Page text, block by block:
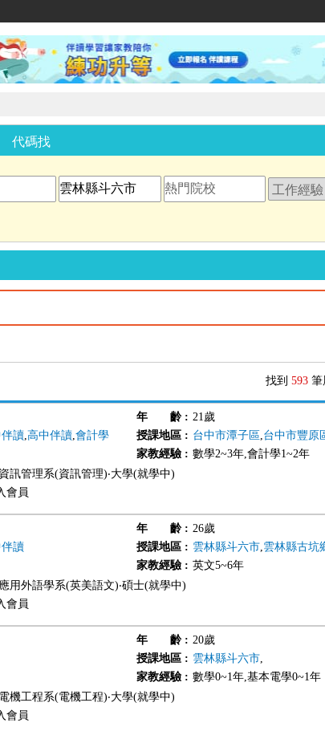
代碼找
找到 593 筆
年 齡: 21歲
伴讀,高中伴讀,會計學 授課地區: 台中市潭子區,台中市豐原
家教經驗: 數學2~3年,會計學1~2年
訊管理系(資訊管理)‧大學(就學中)
會員
年 齡: 26歲
伴讀 授課地區: 雲林縣斗六市,雲林縣古坑
家教經驗: 英文5~6年
用外語學系(英美語文)‧碩士(就學中)
會員
年 齡: 20歲
授課地區: 雲林縣斗六市,
家教經驗: 數學0~1年,基本電學0~1年
機工程系(電機工程)‧大學(就學中)
會員